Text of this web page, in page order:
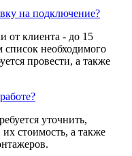
на подключение?
от клиента - до 15
необходимого
провести, а также
уточнить,
стоимость, а также